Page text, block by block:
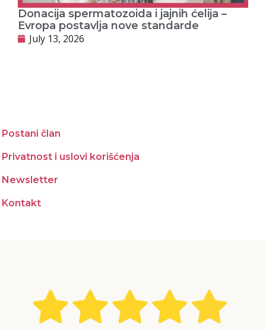
Donacija spermatozoida i jajnih ćelija –
Evropa postavlja nove standarde
July 13, 2026
Postani član
Privatnost i uslovi korišćenja
Newsletter
Kontakt